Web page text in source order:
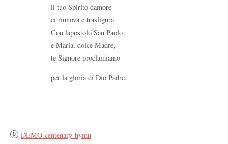
il tuo Spirito damore
ci rinnova e trasfigura.
Con lapostolo San Paolo
e Maria, dolce Madre,
te Signore proclamiamo
per la gloria di Dio Padre.
DEMO-centenary-hymn